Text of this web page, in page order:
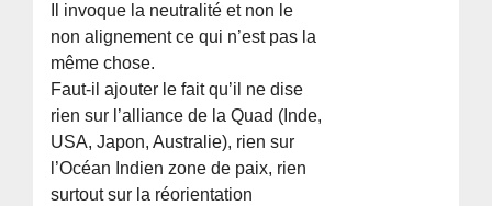
Il invoque la neutralité et non le
non alignement ce qui n’est pas la
même chose.
Faut-il ajouter le fait qu’il ne dise
rien sur l’alliance de la Quad (Inde,
USA, Japon, Australie), rien sur
l’Océan Indien zone de paix, rien
surtout sur la réorientation